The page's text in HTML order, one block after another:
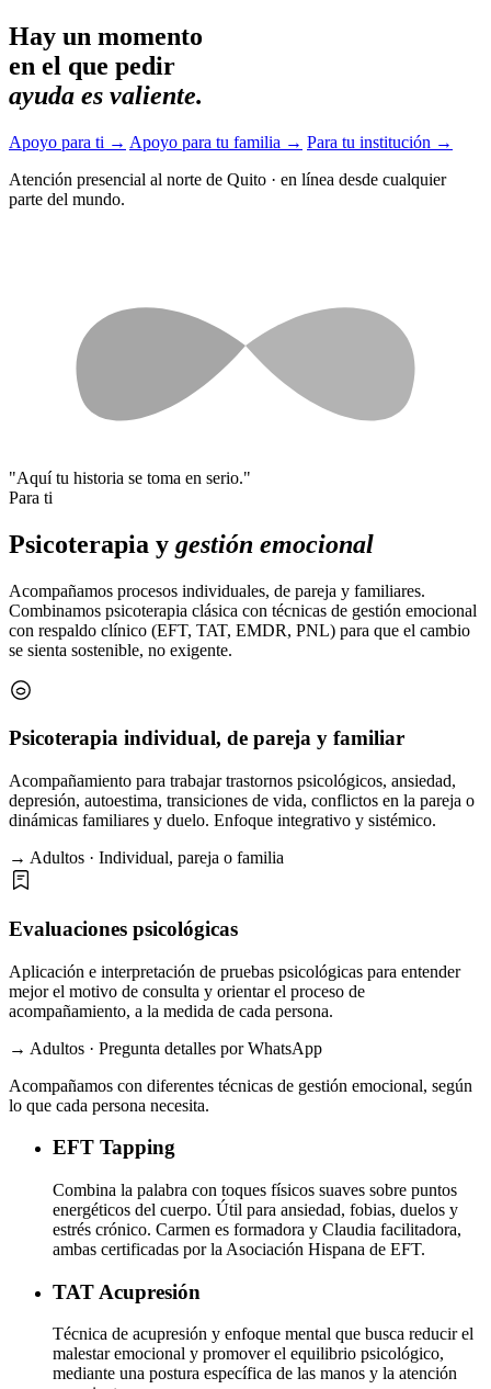
Hay un momento
en el que pedir
ayuda es valiente.
Apoyo para ti → Apoyo para tu familia → Para tu institución →
Atención presencial al norte de Quito · en línea desde cualquier
parte del mundo.
"Aquí tu historia se toma en serio."
Para ti
Psicoterapia y gestión emocional
Acompañamos procesos individuales, de pareja y familiares.
Combinamos psicoterapia clásica con técnicas de gestión emocional
con respaldo clínico (EFT, TAT, EMDR, PNL) para que el cambio
se sienta sostenible, no exigente.
Psicoterapia individual, de pareja y familiar
Acompañamiento para trabajar trastornos psicológicos, ansiedad,
depresión, autoestima, transiciones de vida, conflictos en la pareja o
dinámicas familiares y duelo. Enfoque integrativo y sistémico.
→ Adultos · Individual, pareja o familia
Evaluaciones psicológicas
Aplicación e interpretación de pruebas psicológicas para entender
mejor el motivo de consulta y orientar el proceso de
acompañamiento, a la medida de cada persona.
→ Adultos · Pregunta detalles por WhatsApp
Acompañamos con diferentes técnicas de gestión emocional, según
lo que cada persona necesita.
EFT Tapping
Combina la palabra con toques físicos suaves sobre puntos
energéticos del cuerpo. Útil para ansiedad, fobias, duelos y
estrés crónico. Carmen es formadora y Claudia facilitadora,
ambas certificadas por la Asociación Hispana de EFT.
TAT Acupresión
Técnica de acupresión y enfoque mental que busca reducir el
malestar emocional y promover el equilibrio psicológico,
mediante una postura específica de las manos y la atención